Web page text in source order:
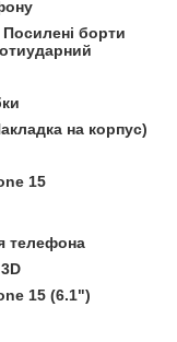
борти
на корпус)
15
телефона
15 (6.1")